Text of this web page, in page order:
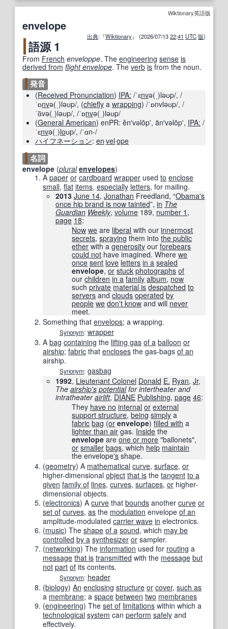
Wiktionary英語版
envelope
出典:『Wiktionary』 (2026/07/1322:41 UTC 版)
語源 1
From French enveloppe. The engineering sense is
derived from flight envelope. Theverb isfrom the noun.
発音
(Received Pronunciation) IPA: /ˈɛnvə(ˌ)ləʊp/, /
ˈɒnvə(ˌ)ləʊp/, (chiefly a wrapping) /ˈɒnvləʊp/, /
ˈɑ̃və(ˌ)ləʊp/, /ˈɒnvə(ˌ)ləʊp/
(General American) enPR: ĕn′vəlōp', än′vəlōp', IPA: /
ˈɛnvə(ˌ)loʊp/, /ˈɑn-/
ハイフネーション: en‧vel‧ope
名詞
envelope (plural envelopes)
A paper or cardboard wrapper used to enclose
small, flat items, especially letters, for mailing.
2013 June 14, Jonathan Freedland, “Obama's
once hip brand is now tainted”, in The
Guardian Weekly, volume 189, number 1 ,
page 18:
Now we are liberal with ourinnermost
secrets,spraying them intothe public
ether with agenerosity ourforebears
could not have imagined. Wherewe
once sent love letters in a sealed
envelope,or stuck photographs of
ourchildren in a family album, now
suchprivate material is despatched to
servers andclouds operated by
people we don't know and will never
meet.
Something that envelops; a wrapping.
Synonym: wrapper
A bag containing the lifting gas of a balloon or
airship; fabric that encloses the gas-bags of an
airship.
Synonym: gasbag
1992, Lieutenant Colonel Donald E. Ryan, Jr,
The airship's potentialfor intertheater and
intratheaterairlift, DIANE Publishing, page 46:
They have no internal or external
support structure,being simply a
fabric bag (or envelope)filled with a
lighter than air gas. Inside the
envelope areone or more "ballonets",
or smaller bags, which help maintain
the envelope's shape.
(geometry) A mathematical curve, surface, or
higher-dimensional object that is the tangent to a
given family of lines, curves, surfaces, or higher-
dimensional objects.
(electronics) A curve that bounds another curve or
set of curves, as the modulation envelope of an
amplitude-modulated carrier wave in electronics.
(music) The shape of a sound, which may be
controlled by a synthesizer or sampler.
(networking) The information used for routing a
message that is transmitted with the message but
not part of its contents.
Synonym: header
(biology) An enclosing structure or cover, such as
a membrane; a space between two membranes
(engineering) The set of limitations within which a
technological system can perform safely and
effectively.